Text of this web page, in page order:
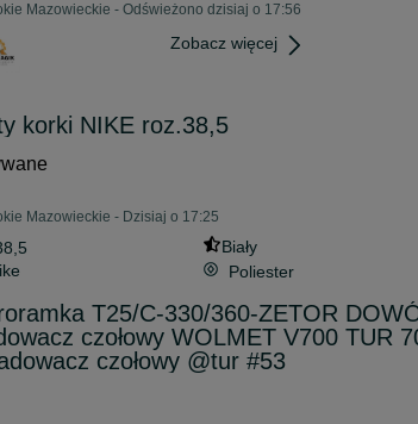
Mazowieckie - Odświeżono dzisiaj o 17:56
Zobacz więcej
korki NIKE roz.38,5
Mazowieckie - Dzisiaj o 17:25
Biały
Poliester
T25/C-330/360-ZETOR
czołowy WOLMET V700 TUR
czołowy @tur #53